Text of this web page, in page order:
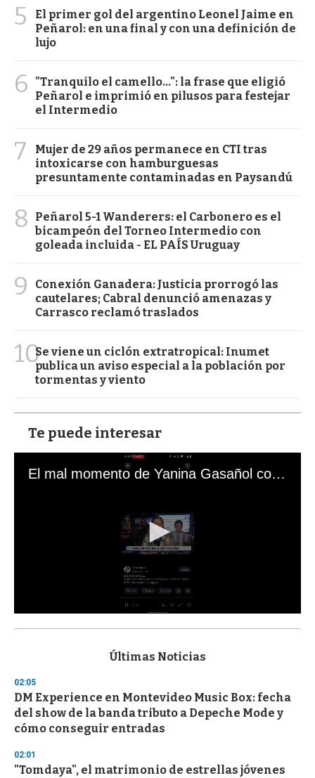
5
El primer gol del argentino Leonel Jaime en
Peñarol: en una final y con una definición de
lujo
6
"Tranquilo el camello...": la frase que eligió
Peñarol e imprimió en pilusos para festejar
el Intermedio
7
Mujer de 29 años permanece en CTI tras
intoxicarse con hamburguesas
presuntamente contaminadas en Paysandú
8
Peñarol 5-1 Wanderers: el Carbonero es el
bicampeón del Torneo Intermedio con
goleada incluida - EL PAÍS Uruguay
9
Conexión Ganadera: Justicia prorrogó las
cautelares; Cabral denunció amenazas y
Carrasco reclamó traslados
10Se viene un ciclón extratropical: Inumet
publica un aviso especial a la población por
tormentas y viento
Te puede interesar
El mal momento de Yanina Gasañol con un hincha argentino en "Subrayado"
s
d
s
o
f
3
s
e
Últimas Noticias
02:05
DM Experience en Montevideo Music Box: fecha
del show de la banda tributo a Depeche Mode y
cómo conseguir entradas
02:01
"Tomdaya", el matrimonio de estrellas jóvenes